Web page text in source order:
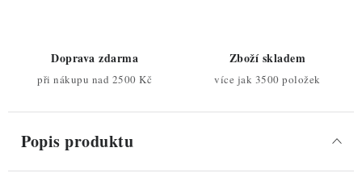
Doprava zdarma
při nákupu nad 2500 Kč
Zboží skladem
více jak 3500 položek
Popis produktu